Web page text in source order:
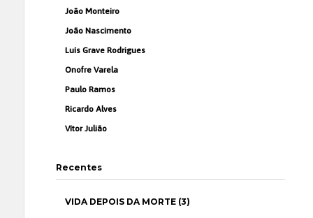
João Monteiro
João Nascimento
Luís Grave Rodrigues
Onofre Varela
Paulo Ramos
Ricardo Alves
Vítor Julião
Recentes
VIDA DEPOIS DA MORTE (3)